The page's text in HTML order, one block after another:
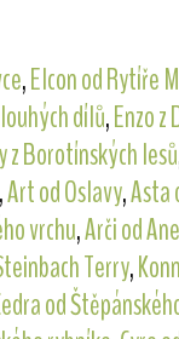
,Elcon od Rytíře
dílů,Enzo
z Borotínských lesů
Art od Oslavy,Asta
vrchu,Arči od
Terry,
od